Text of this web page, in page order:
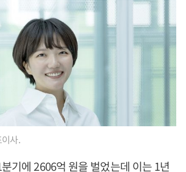
사.
기에 2606억 원을 벌었는데 이는 1년